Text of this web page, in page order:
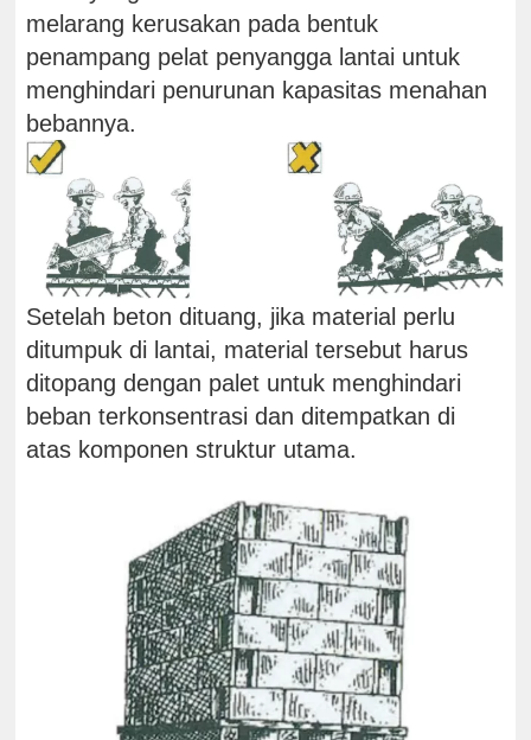
melarang kerusakan pada bentuk
penampang pelat penyangga lantai untuk
menghindari penurunan kapasitas menahan
bebannya.
Setelah beton dituang, jika material perlu
ditumpuk di lantai, material tersebut harus
ditopang dengan palet untuk menghindari
beban terkonsentrasi dan ditempatkan di
atas komponen struktur utama.